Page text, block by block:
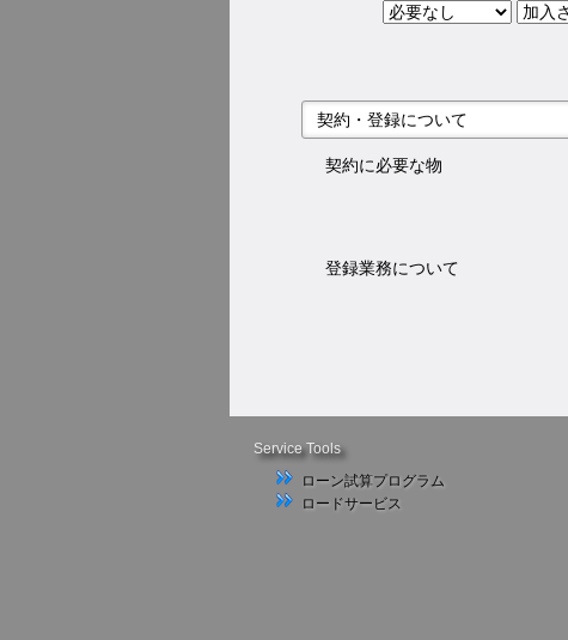
契約・登録について
契約に必要な物
登録業務について
Service Tools
ローン試算プログラム
ロードサービス